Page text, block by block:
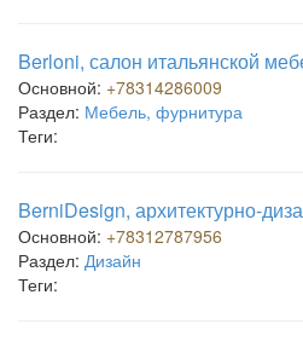
Berloni, салон итальянской
Основной: +78314286009
Раздел: Мебель, фурнитура
Теги:
BerniDesign, архитектурно-
Основной: +78312787956
Раздел: Дизайн
Теги: